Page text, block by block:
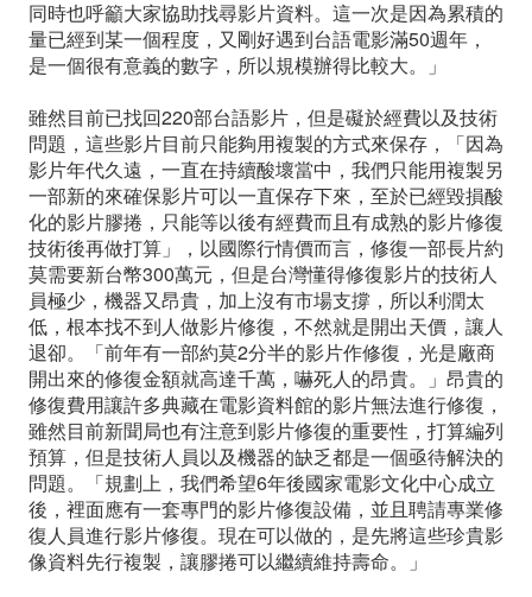
同時也呼籲大家協助找尋影片資料。這一次是因為累積的
量已經到某一個程度，又剛好遇到台語電影滿50週年，
是一個很有意義的數字，所以規模辦得比較大。」
雖然目前已找回220部台語影片，但是礙於經費以及技術
問題，這些影片目前只能夠用複製的方式來保存，「因為
影片年代久遠，一直在持續酸壞當中，我們只能用複製另
一部新的來確保影片可以一直保存下來，至於已經毀損酸
化的影片膠捲，只能等以後有經費而且有成熟的影片修復
技術後再做打算」，以國際行情價而言，修復一部長片約
莫需要新台幣300萬元，但是台灣懂得修復影片的技術人
員極少，機器又昂貴，加上沒有市場支撐，所以利潤太
低，根本找不到人做影片修復，不然就是開出天價，讓人
退卻。「前年有一部約莫2分半的影片作修復，光是廠商
開出來的修復金額就高達千萬，嚇死人的昂貴。」昂貴的
修復費用讓許多典藏在電影資料館的影片無法進行修復，
雖然目前新聞局也有注意到影片修復的重要性，打算編列
預算，但是技術人員以及機器的缺乏都是一個亟待解決的
問題。「規劃上，我們希望6年後國家電影文化中心成立
後，裡面應有一套專門的影片修復設備，並且聘請專業修
復人員進行影片修復。現在可以做的，是先將這些珍貴影
像資料先行複製，讓膠捲可以繼續維持壽命。」